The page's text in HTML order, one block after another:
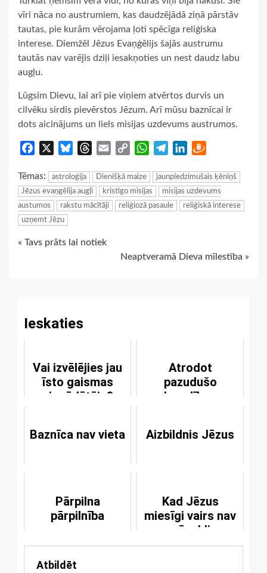
vīri nāca no austrumiem, kas daudzējādā ziņā pārstāv
tautas, pie kurām vērojama ļoti spēcīga reliģiska
interese. Diemžēl Jēzus Evaņģēlijs šajās austrumu
tautās nav varējis dziļi iesakņoties un nest daudz labu
augļu.
Lūgsim Dievu, lai arī pie viņiem atvērtos durvis un
cilvēku sirdis pievērstos Jēzum. Arī mūsu baznīcai ir
dots aicinājums un liels misijas uzdevums austrumos.
Facebook BlueskyThreads
Email
Copy
WhatsApp
TelegramLinkedIn
Tēmas: astroloģija Dienišķā maize
jaunpiedzimušais ķēniņš
Jēzus evaņgēlija augļi
kristīgo misijas
misijas uzdevums
austumos
rakstu mācītāji reliģiozā pasaule
reliģiskā interese
uzņemt Jēzu
Continue
« Tavs prāts lai notiek
Neaptveramā Dieva mīlestība »
Ieskaties
Vai izvēlējies jau
īsto gaismas
piegādātāju?
Atrodot
pazudušo
bauslības
Baznīca nav vieta
Aizbildnis Jēzus
Pārpilna
pārpilnība
Kad Jēzus
miesīgi vairs nav
ar mācekļiem
Atbildēt